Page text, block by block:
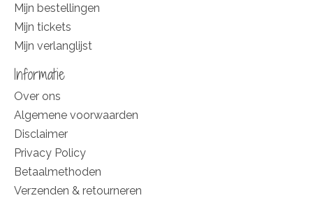
Mijn bestellingen
Mijn tickets
Mijn verlanglijst
Informatie
Over ons
Algemene voorwaarden
Disclaimer
Privacy Policy
Betaalmethoden
Verzenden & retourneren